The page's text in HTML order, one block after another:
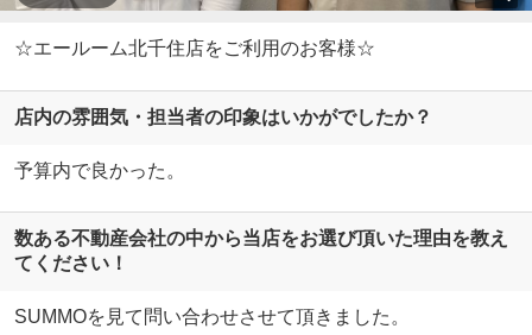
☆エールーム北千住店をご利用のお客様☆
店内の雰囲気・担当者の印象はいかがでしたか？
予算内で良かった。
数ある不動産会社の中から当店をお選び頂いた理由を教え
てください！
SUMMOを見て問い合わせさせて頂きました。